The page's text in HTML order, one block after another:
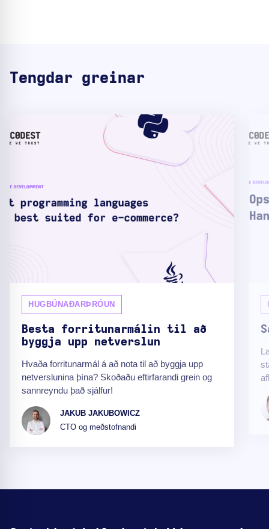
Tengdar greinar
HUGBÚNAÐARÞRÓUN
Besta forritunarmálin til að
byggja upp netverslun
Hvaða forritunarmál á að nota til að byggja upp
netverslunina þína? Skoðaðu eftirfarandi grein og
sannreyndu það sjálfur!
JAKUB JAKUBOWICZ
CTO og meðstofnandi